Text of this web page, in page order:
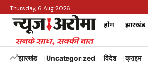
Thursday, 6 Aug 2026
होम झारखंड
झारखंड Uncategorized विदेश क्राइम